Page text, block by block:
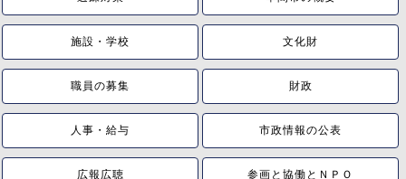
施設・学校 文化財
職員の募集 財政
人事・給与 市政情報の公表
広報広聴 参画と協働とＮＰＯ